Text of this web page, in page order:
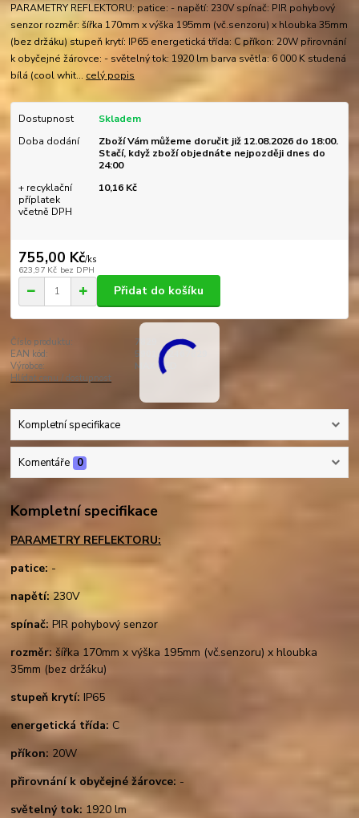
PARAMETRY REFLEKTORU: patice: - napětí: 230V spínač: PIR pohybový
senzor rozměr: šířka 170mm x výška 195mm (vč.senzoru) x hloubka 35mm
(bez držáku) stupeň krytí: IP65 energetická třída: C příkon: 20W přirovnání
k obyčejné žárovce: - světelný tok: 1920 lm barva světla: 6 000 K studená
bílá (cool whit... celý popis
Dostupnost
Skladem
Doba dodání
Zboží Vám můžeme doručit již 12.08.2026 do 18:00.
Stačí, když zboží objednáte nejpozději dnes do
24:00
+ recyklační
příplatek
včetně DPH
10,16 Kč
755,00 Kč/ks
623,97 Kč bez DPH
Přidat do košíku
Číslo produktu:
7829
EAN kód:
5901812467829
Výrobce:
MAX-LED
Hlídat cenu / dostupnost
Kompletní specifikace
Komentáře 0
Kompletní specifikace
PARAMETRY REFLEKTORU:
patice: -
napětí: 230V
spínač: PIR pohybový senzor
rozměr: šířka 170mm x výška 195mm (vč.senzoru) x hloubka
35mm (bez držáku)
stupeň krytí:IP65
energetická třída: C
příkon: 20W
přirovnání k obyčejné žárovce: -
světelný tok: 1920 lm